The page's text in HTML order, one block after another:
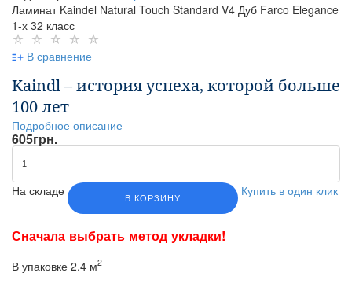
Ламинат Kaindel Natural Touch Standard V4 Дуб Farco Elegance
1-х 32 класс
В сравнение
Kaindl – история успеха, которой больше
100 лет
Подробное описание
605грн.
На складе В КОРЗИНУ Купить в один клик
Сначала выбрать метод укладки!
В упаковке 2.4 м2